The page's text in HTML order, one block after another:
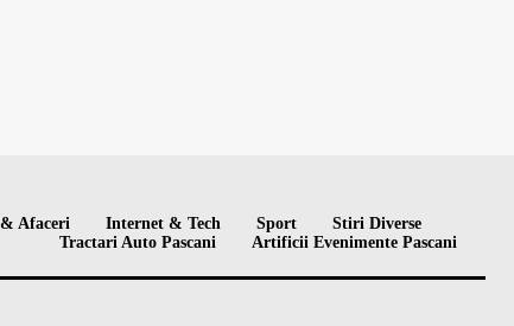
Afaceri Internet & Tech Sport
Stiri Diverse
Tractari Auto Pascani
Artificii Evenimente Pascani